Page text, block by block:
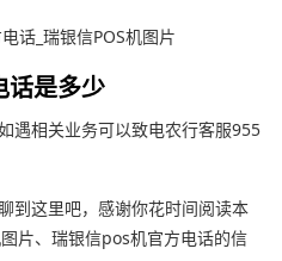
话是多少
遇相关业务可以致电农行客服955
到这里吧，感谢你花时间阅读本
片、瑞银信pos机官方电话的信